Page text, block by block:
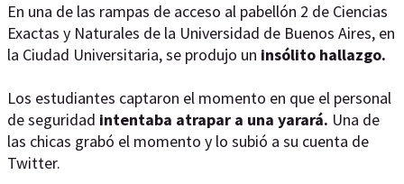
En una de las rampas de acceso al pabellón 2 de Ciencias
Exactas y Naturales de la Universidad de Buenos Aires, en
la Ciudad Universitaria, se produjo un insólito hallazgo.
Los estudiantes captaron el momento en que el personal
de seguridad intentaba atrapar a una yarará. Una de
las chicas grabó el momento y lo subió a su cuenta de
Twitter.